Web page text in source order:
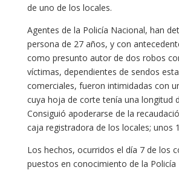
de uno de los locales.
Agentes de la Policía Nacional, han
persona de 27 años, y con
como presunto autor de dos robos
víctimas, dependientes de sendos
comerciales, fueron intimidadas con
cuya hoja de corte tenía una longitud
Consiguió apoderarse de la
caja registradora de los locales; unos
Los hechos, ocurridos el día 7 de los
puestos en conocimiento de la Policía